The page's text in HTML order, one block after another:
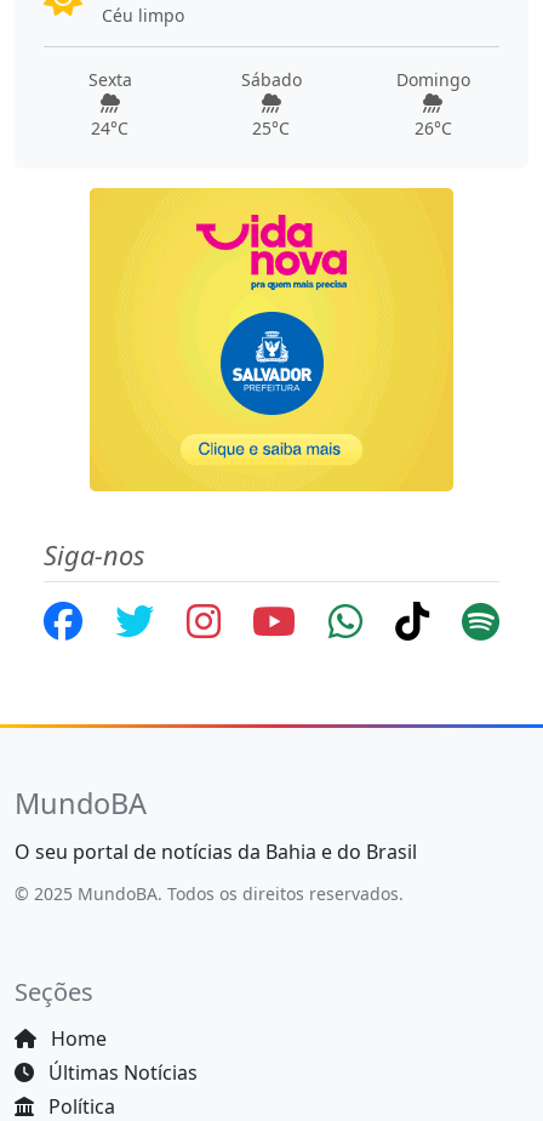
Céu limpo
Sexta
24°C
Sábado
25°C
Domingo
26°C
Siga-nos
MundoBA
O seu portal de notícias da Bahia e do Brasil
© 2025 MundoBA. Todos os direitos reservados.
Seções
Home
Últimas Notícias
Política